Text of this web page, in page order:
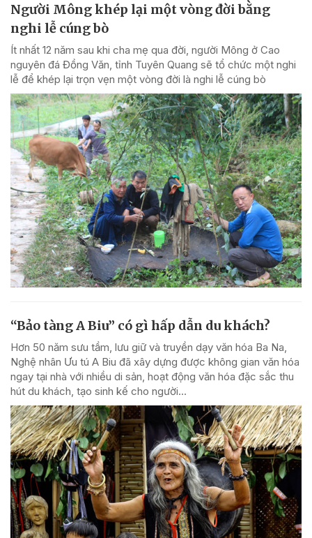
Người Mông khép lại một vòng đời bằng
nghi lễ cúng bò
Ít nhất 12 năm sau khi cha mẹ qua đời, người Mông ở Cao
nguyên đá Đồng Văn, tỉnh Tuyên Quang sẽ tổ chức một nghi
lễ để khép lại trọn vẹn một vòng đời là nghi lễ cúng bò
“Bảo tàng A Biu” có gì hấp dẫn du khách?
Hơn 50 năm sưu tầm, lưu giữ và truyền dạy văn hóa Ba Na,
Nghệ nhân Ưu tú A Biu đã xây dựng được không gian văn hóa
ngay tại nhà với nhiều di sản, hoạt động văn hóa đặc sắc thu
hút du khách, tạo sinh kế cho người...